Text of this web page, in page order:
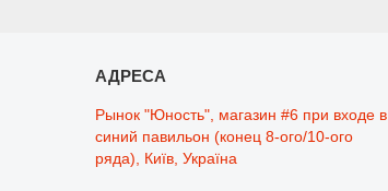
Рынок "Юность", магазин #6 при входе в
синий павильон (конец 8-ого/10-ого
ряда), Київ, Україна